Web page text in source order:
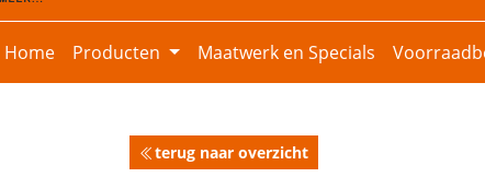
Home Producten Maatwerk en Specials
terug naar overzicht